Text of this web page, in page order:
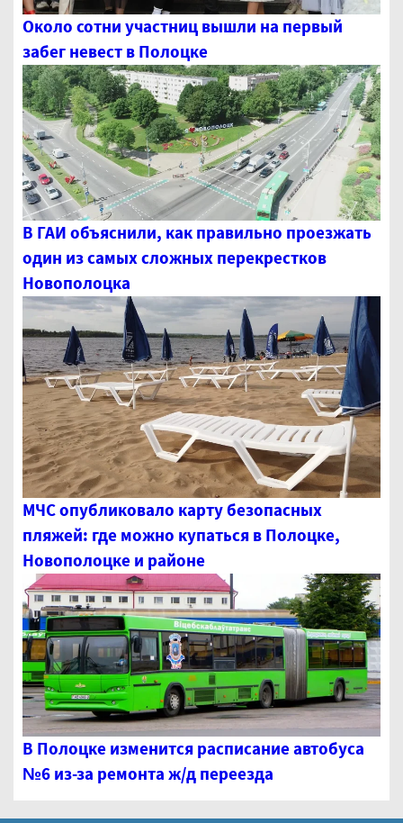
Около сотни участниц вышли на первый
забег невест в Полоцке
В ГАИ объяснили, как правильно проезжать
один из самых сложных перекрестков
Новополоцка
МЧС опубликовало карту безопасных
пляжей: где можно купаться в Полоцке,
Новополоцке и районе
В Полоцке изменится расписание автобуса
№6 из-за ремонта ж/д переезда